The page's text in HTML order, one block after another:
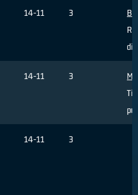
14-11 3
14-11 3
14-11 3